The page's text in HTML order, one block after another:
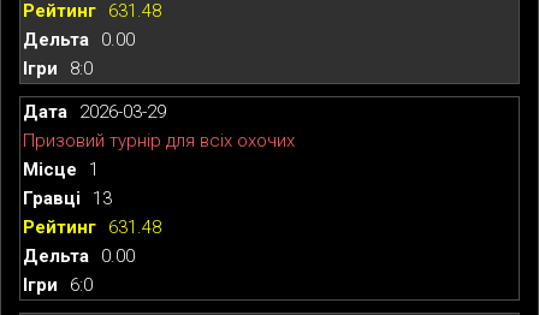
631.48
0.00
8:0
2026-03-29
Призовий турнір для всіх охочих
1
13
631.48
0.00
6:0